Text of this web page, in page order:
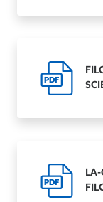
PDF
PDF